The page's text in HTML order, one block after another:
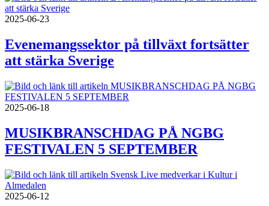
2025-06-23
Evenemangssektor på tillväxt fortsätter
att stärka Sverige
2025-06-18
MUSIKBRANSCHDAG PÅ NGBG
FESTIVALEN 5 SEPTEMBER
2025-06-12